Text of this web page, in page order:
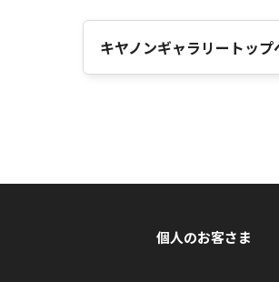
キヤノンギャラリートップ
個人のお客さま